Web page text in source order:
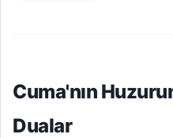
Cuma'nın
Dualar